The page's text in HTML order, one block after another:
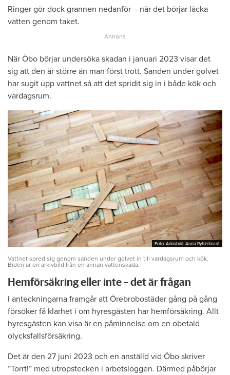
Ringer gör dock grannen nedanför – när det börjar läcka
vatten genom taket.
När Öbo börjar undersöka skadan i januari 2023 visar det
sig att den är större än man först trott. Sanden under golvet
har sugit upp vattnet så att det spridit sig in i både kök och
vardagsrum.
Foto: Arkivbild: Anna Rytterbrant
Foto: Arkivbild: Anna Rytterbrant
Vattnet spred sig genom sanden under golvet in till vardagsrum och kök.
Biden är en arkivbild från en annan vattenskada.
Hemförsäkring eller inte – det är frågan
I anteckningarna framgår att Örebrobostäder gång på gång
försöker få klarhet i om hyresgästen har hemförsäkring. Allt
hyresgästen kan visa är en påminnelse om en obetald
olycksfallsförsäkring.
Det är den 27 juni 2023 och en anställd vid Öbo skriver
”Torrt!” med utropstecken i arbetsloggen. Därmed påbörjar